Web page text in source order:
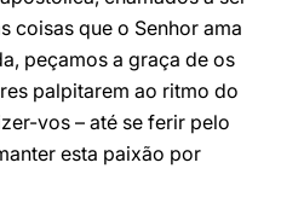
coisas que o Senhor ama
peçamos a graça de os
palpitarem ao ritmo do
vos – até se ferir pelo
esta paixão por